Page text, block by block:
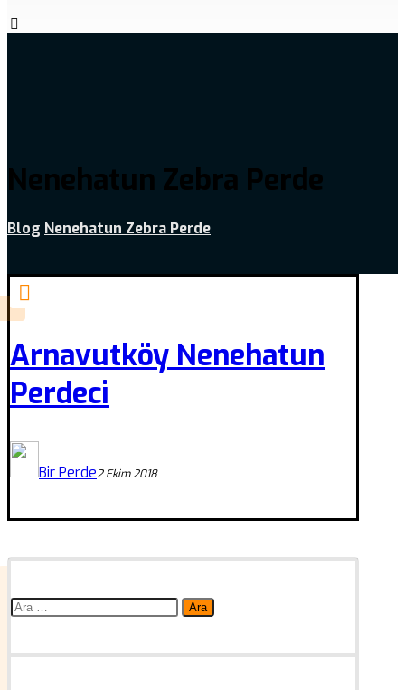
Nenehatun Zebra Perde
Blog Nenehatun Zebra Perde
Arnavutköy Nenehatun
Perdeci
Bir Perde2 Ekim 2018
Arama: